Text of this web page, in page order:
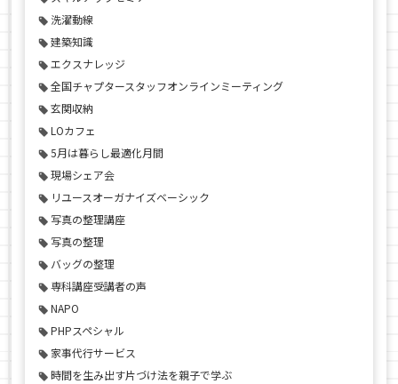
洗濯動線
建築知識
エクスナレッジ
全国チャプタースタッフオンラインミーティング
玄関収納
LOカフェ
5月は暮らし最適化月間
現場シェア会
リユースオーガナイズベーシック
写真の整理講座
写真の整理
バッグの整理
専科講座受講者の声
NAPO
PHPスペシャル
家事代行サービス
時間を生み出す片づけ法を親子で学ぶ